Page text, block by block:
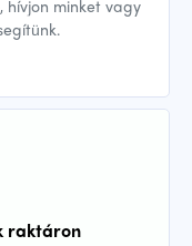
hívjon minket vagy
raktáron